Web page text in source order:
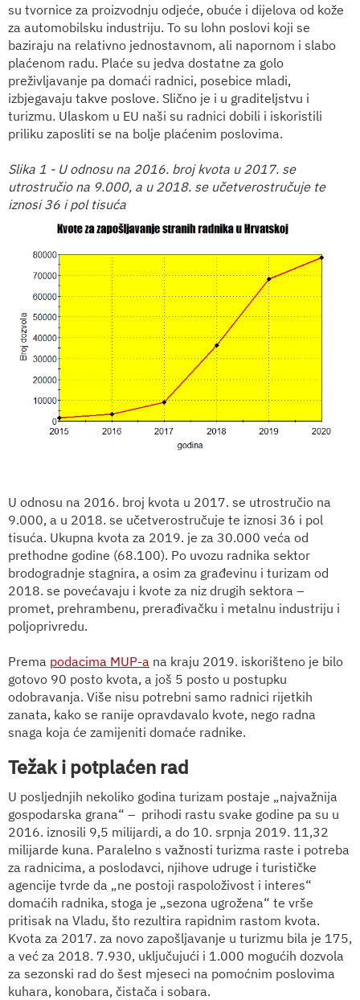
su tvornice za proizvodnju odjeće, obuće i dijelova od kože
za automobilsku industriju. To su lohn poslovi koji se
baziraju na relativno jednostavnom, ali napornom i slabo
plaćenom radu. Plaće su jedva dostatne za golo
preživljavanje pa domaći radnici, posebice mladi,
izbjegavaju takve poslove. Slično je i u graditeljstvu i
turizmu. Ulaskom u EU naši su radnici dobili i iskoristili
priliku zaposliti se na bolje plaćenim poslovima.
Slika 1 - U odnosu na 2016. broj kvota u 2017. se
utrostručio na 9.000, a u 2018. se učetverostručuje te
iznosi 36 i pol tisuća
U odnosu na 2016. broj kvota u 2017. se utrostručio na
9.000, a u 2018. se učetverostručuje te iznosi 36 i pol
tisuća. Ukupna kvota za 2019. je za 30.000 veća od
prethodne godine (68.100). Po uvozu radnika sektor
brodogradnje stagnira, a osim za građevinu i turizam od
2018. se povećavaju i kvote za niz drugih sektora –
promet, prehrambenu, prerađivačku i metalnu industriju i
poljoprivredu.
Prema podacima MUP-a na kraju 2019. iskorišteno je bilo
gotovo 90 posto kvota, a još 5 posto u postupku
odobravanja. Više nisu potrebni samo radnici rijetkih
zanata, kako se ranije opravdavalo kvote, nego radna
snaga koja će zamijeniti domaće radnike.
Težak i potplaćen rad
U posljednjih nekoliko godina turizam postaje „najvažnija
gospodarska grana“ – prihodi rastu svake godine pa su u
2016. iznosili 9,5 milijardi, a do 10. srpnja 2019. 11,32
milijarde kuna. Paralelno s važnosti turizma raste i potreba
za radnicima, a poslodavci, njihove udruge i turističke
agencije tvrde da „ne postoji raspoloživost i interes“
domaćih radnika, stoga je „sezona ugrožena“ te vrše
pritisak na Vladu, što rezultira rapidnim rastom kvota.
Kvota za 2017. za novo zapošljavanje u turizmu bila je 175,
a već za 2018. 7.930, uključujući i 1.000 mogućih dozvola
za sezonski rad do šest mjeseci na pomoćnim poslovima
kuhara, konobara, čistača i sobara.